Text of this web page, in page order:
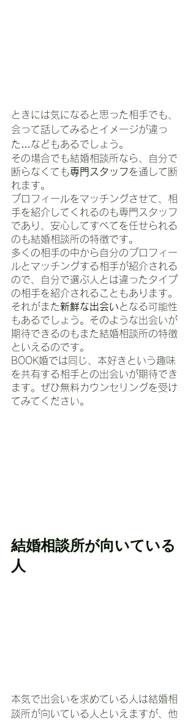
ときには気になると思った相手でも、
会って話してみるとイメージが違っ
た…などもあるでしょう。
その場合でも結婚相談所なら、自分で
断らなくても専門スタッフを通して断
れます。
プロフィールをマッチングさせて、相
手を紹介してくれるのも専門スタッフ
であり、安心してすべてを任せられる
のも結婚相談所の特徴です。
多くの相手の中から自分のプロフィー
ルとマッチングする相手が紹介される
ので、自分で選ぶ人とは違ったタイプ
の相手を紹介されることもあります。
それがまた新鮮な出会いとなる可能性
もあるでしょう。そのような出会いが
期待できるのもまた結婚相談所の特徴
といえるのです。
BOOK婚では同じ、本好きという趣味
を共有する相手との出会いが期待でき
ます。ぜひ無料カウンセリングを受け
てみてください。
結婚相談所が向いている
人
本気で出会いを求めている人は結婚相
談所が向いている人といえますが、他